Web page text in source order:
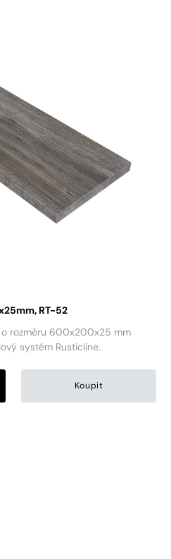
RT-52
o rozměru 600x200x25 mm
systém Rusticline.
Koupit